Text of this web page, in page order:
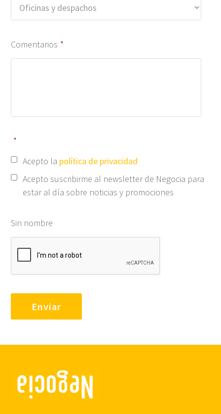
Comentarios *
*
Acepto la política de privacidad
Acepto suscribirme al newsletter de Negocia para
estar al día sobre noticias y promociones
Sin nombre